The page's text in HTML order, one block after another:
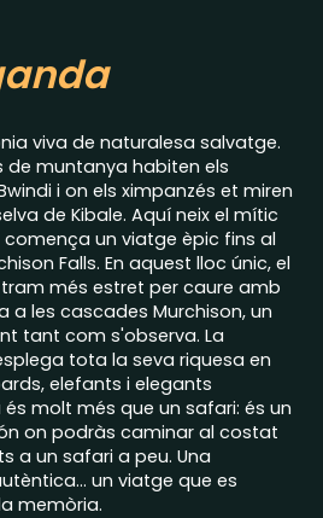
viva de naturalesa salvatge.
de muntanya habiten els
i on els ximpanzés et miren
de Kibale. Aquí neix el mític
comença un viatge èpic fins al
Falls. En aquest lloc únic, el
més estret per caure amb
a les cascades Murchison, un
tant com s'observa. La
tota la seva riquesa en
elefants i elegants
molt més que un safari: és un
on podràs caminar al costat
a un safari a peu. Una
un viatge que es
memòria.